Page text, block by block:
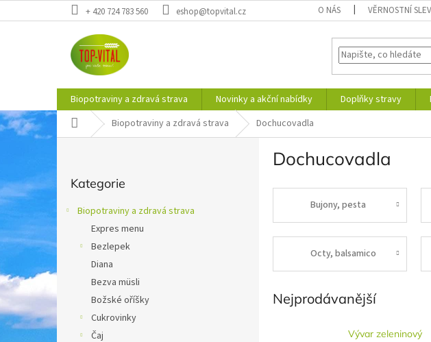
na
+ 420 724 783 560 eshop@topvital.cz O NÁS VĚRNOSTNÍ
Biopotraviny a zdravá strava Novinky a akční nabídky Doplňky stravy
Domů Biopotraviny a zdravá strava Dochucovadla
n
p
a
e
kategorie
Kategorie
Biopotraviny a zdravá strava
Expres menu
Bezlepek
Diana
Bezva müsli
Božské oříšky
Cukrovinky
Čaj
Dochucovadla
Bujony, pesta
Octy, balsamico
Nejprodávanější
Vývar zeleninový